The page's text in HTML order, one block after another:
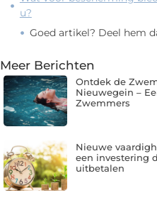
u?
Goed artikel? Deel hem
Meer Berichten
Ontdek de
Nieuwegein –
Zwemmers
Nieuwe
een investering
uitbetalen